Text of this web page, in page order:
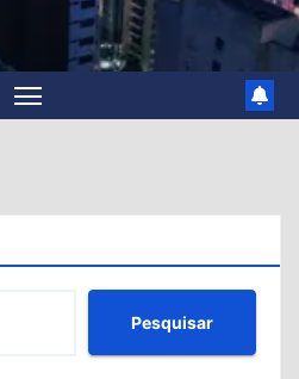
Pesquisar